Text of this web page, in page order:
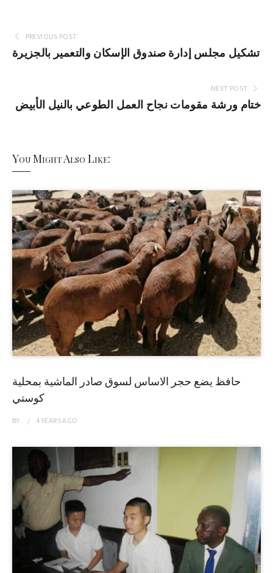
PREVIOUS POST
تشكيل مجلس إدارة صندوق الإسكان والتعمير بالجزيرة
NEXT POST
ختام ورشة مقومات نجاح العمل الطوعي بالنيل الأبيض
You Might Also Like:
حافظ يضع حجر الاساس لسوق صادر الماشية بمحلية
كوستي
BY 4 YEARSAGO